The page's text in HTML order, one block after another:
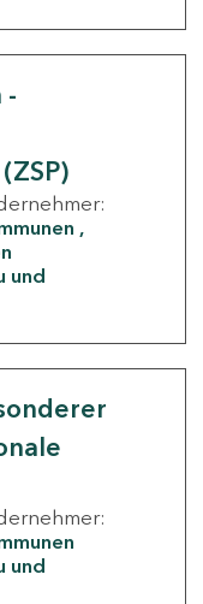
-
und
und